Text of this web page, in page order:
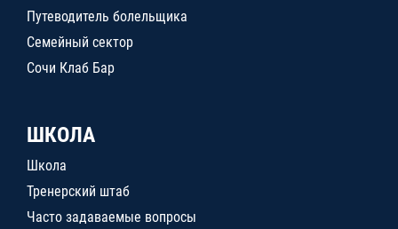
Путеводитель болельщика
Семейный сектор
Сочи Клаб Бар
ШКОЛА
Школа
Тренерский штаб
Часто задаваемые вопросы